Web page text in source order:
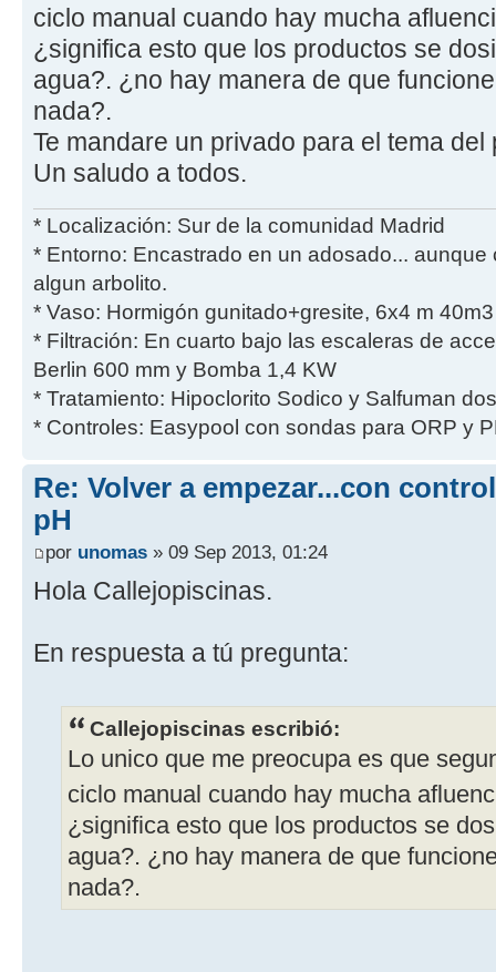
ciclo manual cuando hay mucha
¿significa esto que los productos se
agua?. ¿no hay manera de que
nada?.
Te mandare un privado para el tema del
Un saludo a todos.
* Localización: Sur de la comunidad Madrid
* Entorno: Encastrado en un adosado...
algun arbolito.
* Vaso: Hormigón gunitado+gresite, 6x4 m
* Filtración: En cuarto bajo las escaleras de
Berlin 600 mm y Bomba 1,4 KW
* Tratamiento: Hipoclorito Sodico y Salfuman
* Controles: Easypool con sondas para ORP y
Re: Volver a empezar...con
pH
por unomas » 09 Sep 2013, 01:24
Hola Callejopiscinas.
En respuesta a tú pregunta:
Callejopiscinas escribió:
Lo unico que me preocupa es que
ciclo manual cuando hay mucha
¿significa esto que los productos se
agua?. ¿no hay manera de que
nada?.